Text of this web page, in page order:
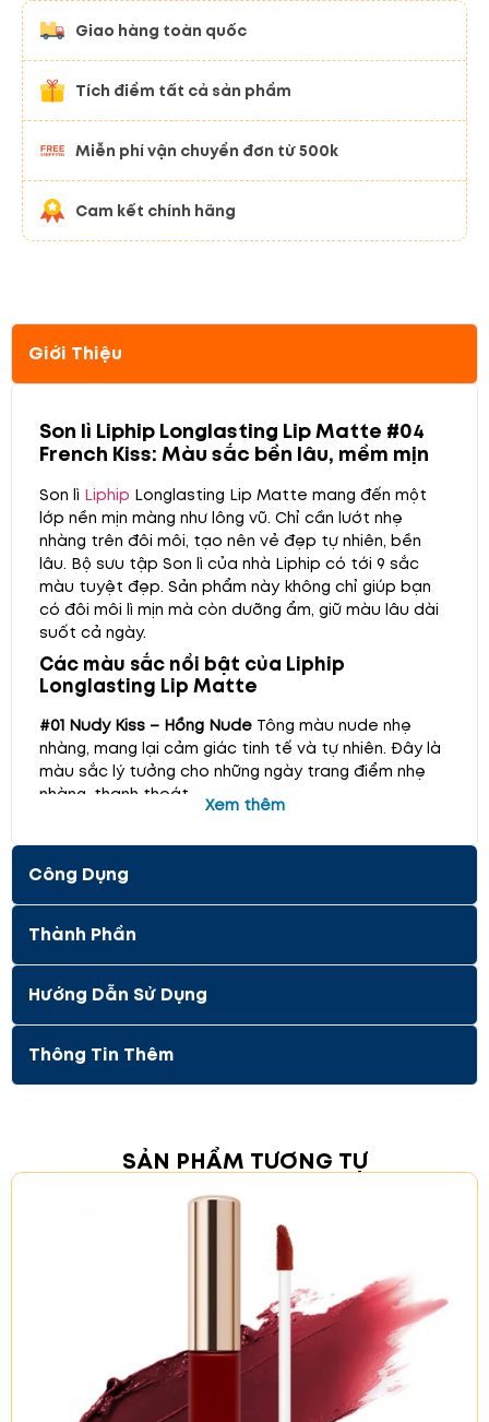
Giao hàng toàn quốc
Tích điểm tất cả sản phẩm
Miễn phí vận chuyển đơn từ 500k
Cam kết chính hãng
Giới Thiệu
Son lì Liphip Longlasting Lip Matte #04
French Kiss: Màu sắc bền lâu, mềm mịn
Son lì Liphip Longlasting Lip Matte mang đến một
lớp nền mịn màng như lông vũ. Chỉ cần lướt nhẹ
nhàng trên đôi môi, tạo nên vẻ đẹp tự nhiên, bền
lâu. Bộ sưu tập Son lì của nhà Liphip có tới 9 sắc
màu tuyệt đẹp. Sản phẩm này không chỉ giúp bạn
có đôi môi lì mịn mà còn dưỡng ẩm, giữ màu lâu dài
suốt cả ngày.
Các màu sắc nổi bật của Liphip
Longlasting Lip Matte
#01 Nudy Kiss – Hồng Nude Tông màu nude nhẹ
nhàng, mang lại cảm giác tinh tế và tự nhiên. Đây là
màu sắc lý tưởng cho những ngày trang điểm nhẹ
nhàng, thanh thoát.
#02 First Kiss – Hồng đào
chút sắc hồng đào tạo nên vẻ đẹp ngọt ngào, ấm
áp. Phù hợp cho mọi hoàn cảnh, từ đi làm đến dự
Xem thêm
Công Dụng
Thành Phần
Hướng Dẫn Sử Dụng
Thông Tin Thêm
SẢN PHẨM TƯƠNG TỰ